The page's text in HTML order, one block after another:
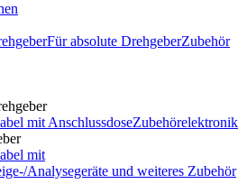
Für absolute DrehgeberZubehör
mit AnschlussdoseZubehörelektronik
mit
Analysegeräte und weiteres Zubehör